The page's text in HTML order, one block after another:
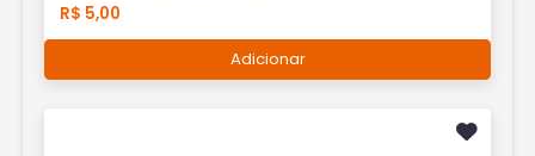
R$ 5,00
Adicionar